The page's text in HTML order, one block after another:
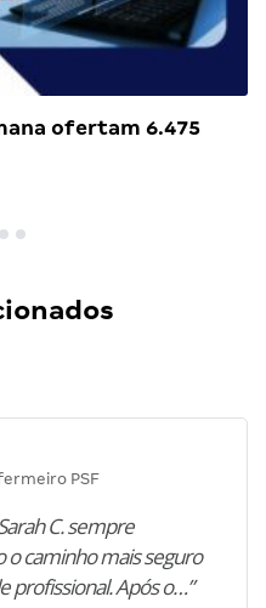
ofertam 6.475
PSF
C. sempre
caminho mais seguro
profissional. Após o…”